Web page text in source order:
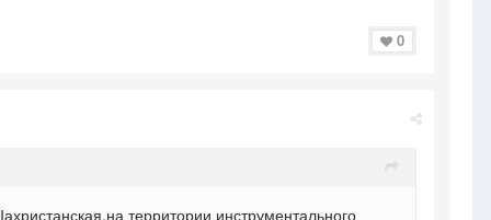
0
территории инструментального